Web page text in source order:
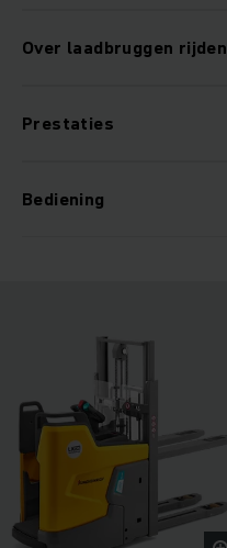
Over laadbruggen rijden
Prestaties
Bediening